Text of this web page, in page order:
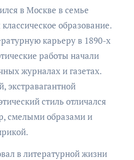
в Москве в семье
образование.
карьеру в 1890-х
работы начали
журналах и газетах.
экстравагантной
стиль отличался
смелыми образами и
в литературной жизни